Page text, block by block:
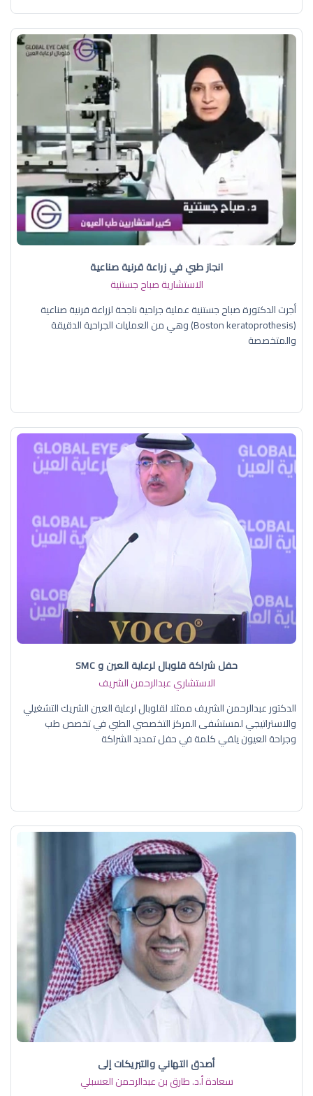
انجاز طبي في زراعة قرنية صناعية
الاستشارية صباح جستنية
أجرت الدكتورة صباح جستنية عملية جراحية ناجحة لزراعة قرنية صناعية
(Boston keratoprothesis) وهي من العمليات الجراحية الدقيقة
والمتخصصة
حفل شراكة قلوبال لرعاية العين و SMC
الاستشاري عبدالرحمن الشريف
الدكتور عبدالرحمن الشريف ممثلا لقلوبال لرعاية العين الشريك التشغيلي
والاستراتيجي لمستشفى المركز التخصصي الطبي في تخصص طب
وجراحة العيون يلقي كلمة في حفل تمديد الشراكة
أصدق التهاني والتبريكات إلى
سعادة أ.د. ​طارق بن عبدالرحمن العسبلي